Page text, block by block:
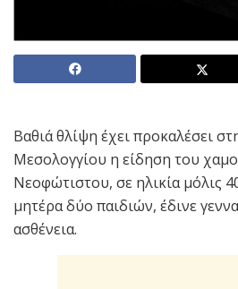
Βαθιά θλίψη έχει προκαλέσει
Μεσολογγίου η είδηση του
Νεοφώτιστου, σε ηλικία μόλις
μητέρα δύο παιδιών, έδινε
ασθένεια.